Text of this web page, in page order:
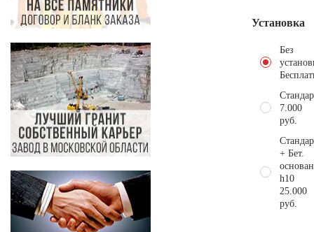
Установка
Без
7.000
руб.
+ Бет.
h10
25.000
руб.